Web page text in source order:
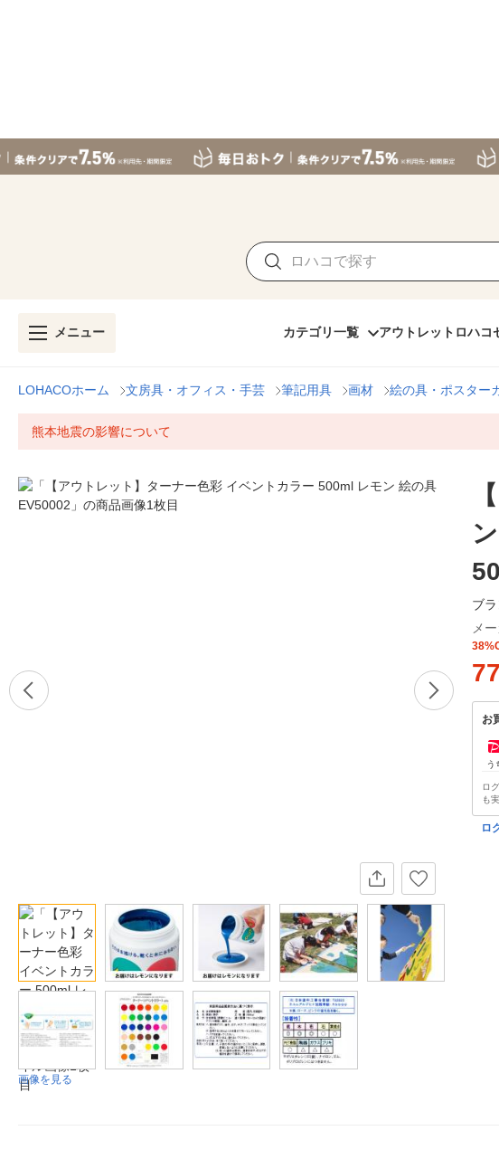
メニュー カテゴリ一覧 アウトレット ロハコ
LOHACOホーム 文房具・オフィス・手芸 筆記用具 画材 絵の具・ポスター
熊本地震の影響について
画像を見る
ブラ
メ
お
う
ロ
も
ロ